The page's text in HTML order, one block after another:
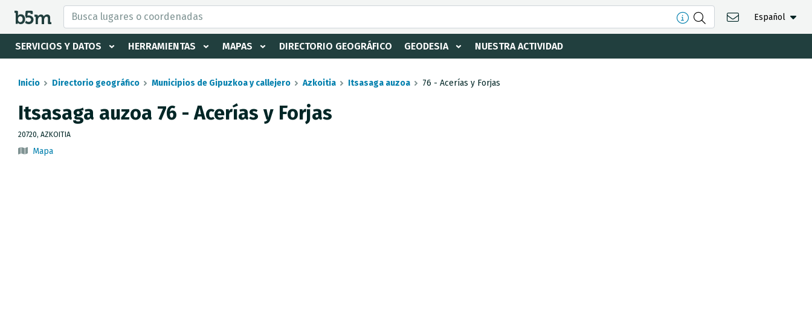
Español
SERVICIOS Y DATOS HERRAMIENTAS MAPAS DIRECTORIO GEOGRÁFICO GEODESIA NUESTRA ACTIVIDAD
Buscador y directorio
Inicio Directorio geográfico Municipios de Gipuzkoa y callejero Azkoitia Itsasaga auzoa 76 - Acerías y Forjas
Itsasaga auzoa 76 - Acerías y Forjas
20720, AZKOITIA
Mapa